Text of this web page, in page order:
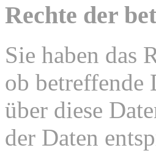
Rechte der
Sie haben das
ob betreffende
über diese
der Daten